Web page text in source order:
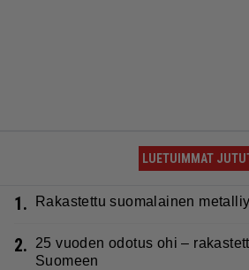
LUETUIMMAT
1. Rakastettu suomalainen
2.
25 vuoden odotus ohi –
Suomeen